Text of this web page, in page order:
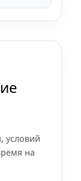
условий
на